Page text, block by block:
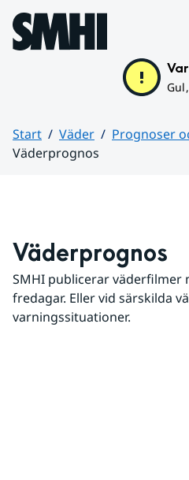
Hoppa till sidans innehåll
Start Väder
Prognoser
Väderprognos
Väderprognos
SMHI publicerar väderfilmer
fredagar. Eller vid särskilda
varningssituationer.